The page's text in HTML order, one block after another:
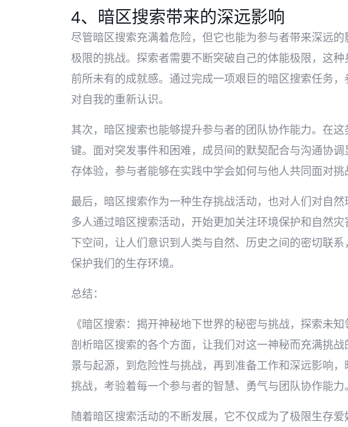
4、暗区搜索带来的深远影响
尽管暗区搜索充满着危险，但它也能为参与者带来深远
极限的挑战。探索者需要不断突破自己的体能极限，这
前所未有的成就感。通过完成一项艰巨的暗区搜索任务
对自我的重新认识。
其次，暗区搜索也能够提升参与者的团队协作能力。在
键。面对突发事件和困难，成员间的默契配合与沟通协
存体验，参与者能够在实践中学会如何与他人共同面对挑
最后，暗区搜索作为一种生存挑战活动，也对人们对自
多人通过暗区搜索活动，开始更加关注环境保护和自然
下空间，让人们意识到人类与自然、历史之间的密切联
保护我们的生存环境。
总结：
《暗区搜索：揭开神秘地下世界的秘密与挑战，探索未
剖析暗区搜索的各个方面，让我们对这一神秘而充满挑
景与起源，到危险性与挑战，再到准备工作和深远影响
挑战，考验着每一个参与者的智慧、勇气与团队协作能力
随着暗区搜索活动的不断发展，它不仅成为了极限生存